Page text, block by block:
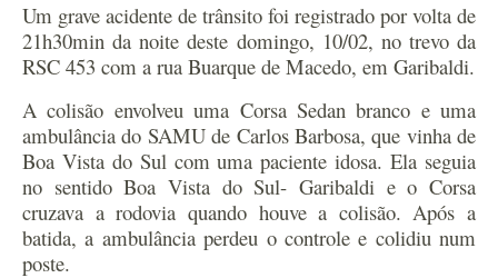
Um grave acidente de trânsito foi registrado por volta de
21h30min da noite deste domingo, 10/02, no trevo da
RSC 453 com a rua Buarque de Macedo, em Garibaldi.
A colisão envolveu uma Corsa Sedan branco e uma
ambulância do SAMU de Carlos Barbosa, que vinha de
Boa Vista do Sul com uma paciente idosa. Ela seguia
no sentido Boa Vista do Sul- Garibaldi e o Corsa
cruzava a rodovia quando houve a colisão. Após a
batida, a ambulância perdeu o controle e colidiu num
poste.